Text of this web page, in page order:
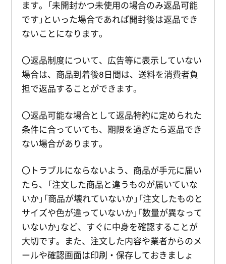
ます。「未開封かつ未使用の場合のみ返品可能
です」といった場合であれば開封後は返品でき
ないことになります。
〇返品制度について、広告等に表示していない
場合は、商品到着後8日間は、送料を消費者負
担で返品することができます。
〇返品可能な場合として返品特約に定められた
条件に合っていても、期限を過ぎたら返品でき
ない場合があります。
〇トラブルにならないよう、商品が手元に届い
たら、「注文した商品と違うものが届いていな
いか」「商品が壊れていないか」「注文したものと
サイズや色が違っていないか」「数量が異なって
いないか」など、すぐに中身を確認することが
大切です。また、注文した内容や業者からのメ
ールや確認画面は印刷・保存しておきましょ